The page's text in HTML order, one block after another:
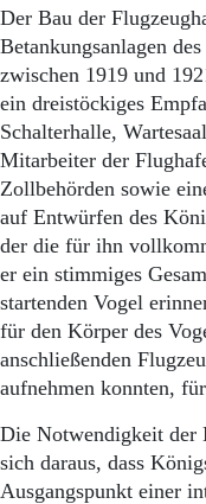
Der Bau der
Betankungsanlagen
zwischen 1919 und
ein dreistöckiges
Schalterhalle,
Mitarbeiter der
Zollbehörden sowie
auf Entwürfen des
der die für ihn
er ein stimmiges
startenden Vogel
für den Körper des
anschließenden
aufnehmen konnten,
Die Notwendigkeit der
sich daraus, dass
Ausgangspunkt einer